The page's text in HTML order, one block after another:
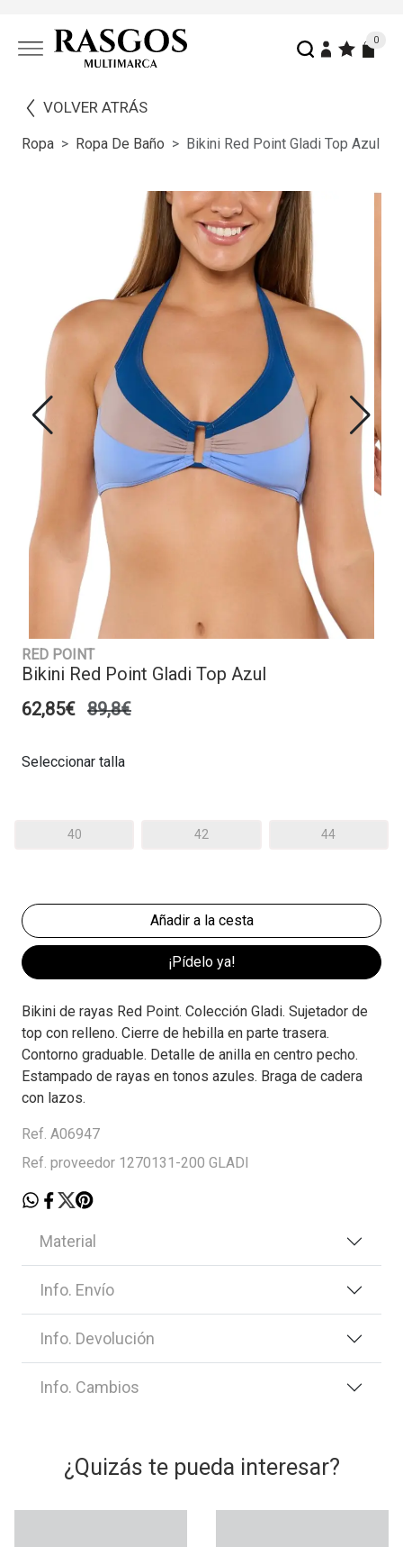
0
VOLVER ATRÁS
Ropa Ropa De Baño Bikini Red Point Gladi Top Azul
RED POINT
Bikini Red Point Gladi Top Azul
62,85€ 89,8€
Seleccionar talla
40 42 44
¡Pídelo ya!
Bikini de rayas Red Point. Colección Gladi. Sujetador de
top con relleno. Cierre de hebilla en parte trasera.
Contorno graduable. Detalle de anilla en centro pecho.
Estampado de rayas en tonos azules. Braga de cadera
con lazos.
Ref. A06947
Ref. proveedor 1270131-200 GLADI
Material
Info. Envío
Info. Devolución
Info. Cambios
¿Quizás te pueda interesar?